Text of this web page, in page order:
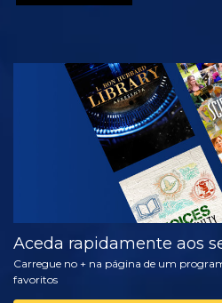
VER
Aceda rapidamente aos
Carregue no + na página de um
favoritos